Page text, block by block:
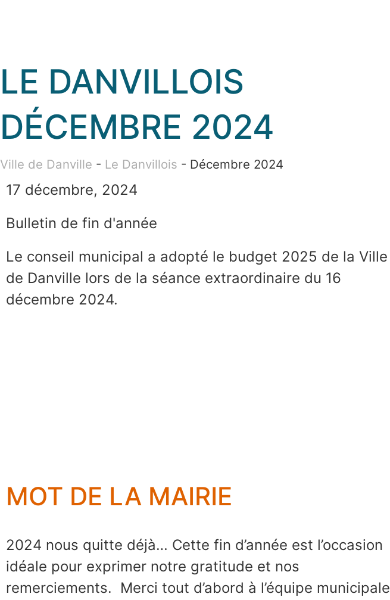
LE DANVILLOIS
DÉCEMBRE 2024
Ville de Danville - Le Danvillois - Décembre 2024
17 décembre, 2024
Bulletin de fin d'année
Le conseil municipal a adopté le budget 2025 de la Ville
de Danville lors de la séance extraordinaire du 16
décembre 2024.
MOT DE LA MAIRIE
2024 nous quitte déjà… Cette fin d’année est l’occasion
idéale pour exprimer notre gratitude et nos
remerciements. Merci tout d’abord à l’équipe municipale